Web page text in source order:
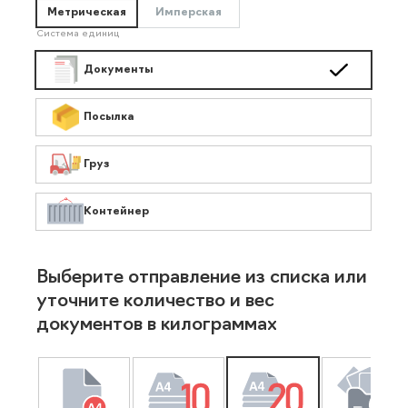
Метрическая Имперская
Система единиц
Документы
Посылка
Груз
Контейнер
Выберите отправление из списка или
уточните количество и вес
документов в килограммах